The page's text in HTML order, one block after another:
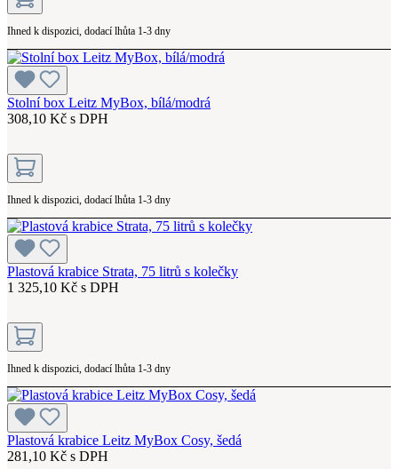
Ihned k dispozici, dodací lhůta 1-3 dny
Stolní box Leitz MyBox, bílá/modrá
308,10 Kč s DPH
Ihned k dispozici, dodací lhůta 1-3 dny
Plastová krabice Strata, 75 litrů s kolečky
1 325,10 Kč s DPH
Ihned k dispozici, dodací lhůta 1-3 dny
Plastová krabice Leitz MyBox Cosy, šedá
281,10 Kč s DPH